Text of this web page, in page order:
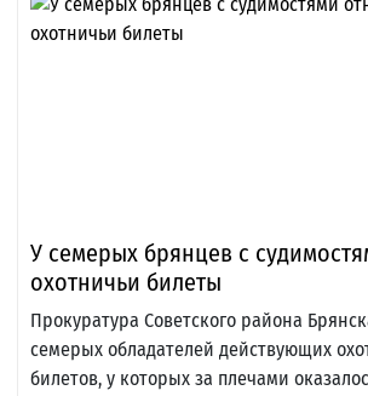
У семерых брянцев с
охотничьи билеты
Прокуратура Советского района
семерых обладателей действующих
билетов, у которых за плечами